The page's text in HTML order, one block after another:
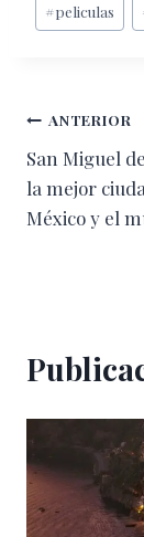
#peliculas
de
ANTERIOR
San Miguel
la mejor
México y el